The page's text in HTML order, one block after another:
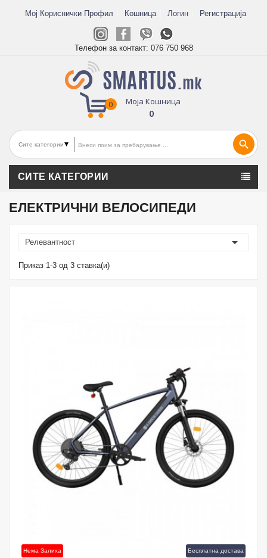
Мој Кориснички Профил Кошница Логин Регистрација
Телефон за контакт: 076 750 968
Моја Кошница
0
0
search
СИТЕ КАТЕГОРИИ
ЕЛЕКТРИЧНИ ВЕЛОСИПЕДИ
Релевантност 
Приказ 1-3 од 3 ставка(и)
Нема Залиха Бесплатна достава